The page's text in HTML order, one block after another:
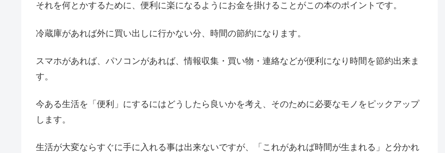
それを何とかするために、便利に楽になるようにお金を掛けることがこの本のポイントです。
冷蔵庫があれば外に買い出しに行かない分、時間の節約になります。
スマホがあれば、パソコンがあれば、情報収集・買い物・連絡などが便利になり時間を節約出来ま
す。
今ある生活を「便利」にするにはどうしたら良いかを考え、そのために必要なモノをピックアップ
します。
生活が大変ならすぐに手に入れる事は出来ないですが、「これがあれば時間が生まれる」と分かれ